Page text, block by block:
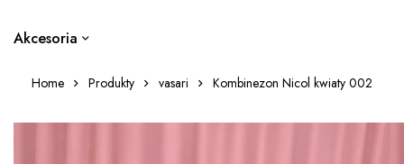
Akcesoria
Home Produkty vasari Kombinezon Nicol kwiaty 002